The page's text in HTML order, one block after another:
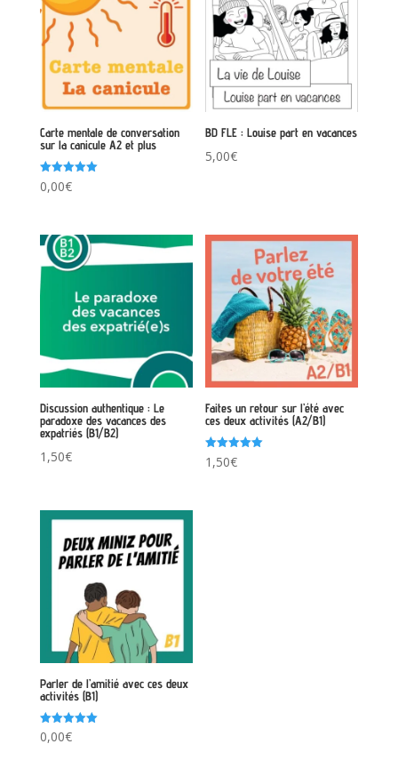
Carte mentale de conversation
sur la canicule A2 et plus
Note
5.00
0,00€
BD FLE : Louise part en vacances
5,00€
Discussion authentique : Le
paradoxe des vacances des
expatriés (B1/B2)
1,50€
Faites un retour sur l’été avec
ces deux activités (A2/B1)
Note
5.00
1,50€
Parler de l’amitié avec ces deux
activités (B1)
Note
5.00
0,00€